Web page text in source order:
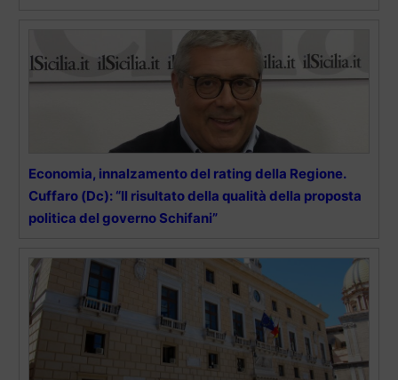
Economia, innalzamento del rating della Regione.
Cuffaro (Dc): “Il risultato della qualità della proposta
politica del governo Schifani”